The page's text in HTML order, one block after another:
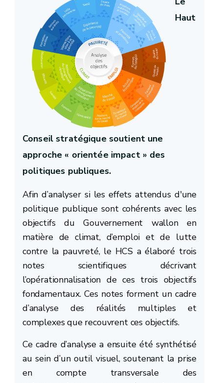
Un
Haut
Conseil stratégique soutient une
approche « orientée impact » des
politiques publiques.
Afin d’analyser si les effets attendus d'une
politique publique sont cohérents avec les
objectifs du Gouvernement wallon en
matière de climat, d’emploi et de lutte
contre la pauvreté, le HCS a élaboré trois
notes scientifiques décrivant
l’opérationnalisation de ces trois objectifs
fondamentaux. Ces notes forment un cadre
d’analyse des réalités multiples et
complexes que recouvrent ces objectifs.
Ce cadre d’analyse a ensuite été synthétisé
au sein d’un outil visuel, soutenant la prise
en compte transversale des